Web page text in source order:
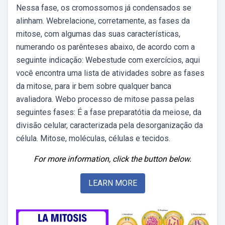
Nessa fase, os cromossomos já condensados se
alinham. Webrelacione, corretamente, as fases da
mitose, com algumas das suas características,
numerando os parênteses abaixo, de acordo com a
seguinte indicação: Webestude com exercícios, aqui
você encontra uma lista de atividades sobre as fases
da mitose, para ir bem sobre qualquer banca
avaliadora. Webo processo de mitose passa pelas
seguintes fases: É a fase preparatótia da meiose, da
divisão celular, caracterizada pela desorganização da
célula. Mitose, moléculas, células e tecidos.
For more information, click the button below.
LEARN MORE